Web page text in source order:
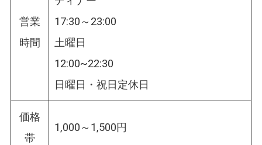
営業
時間
17:30～23:00
土曜日
12:00~22:30
日曜日・祝日定休日
価格
帯
1,000～1,500円